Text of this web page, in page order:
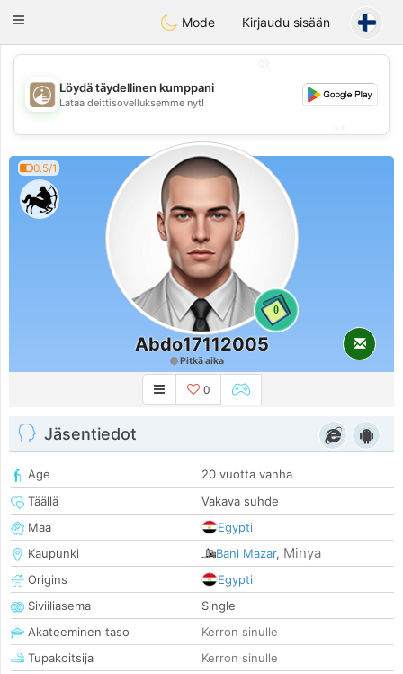
Bahebik
Toggle
Mode Kirjaudu sisään
💖
💕
Löydä täydellinen kumppani
Lataa deittisovelluksemme nyt!
0.5/1
0
Abdo17112005
Pitkä aika
0
Jäsentiedot
Age
20 vuotta vanha
Täällä
Vakava suhde
Maa
Egypti
Kaupunki
Bani Mazar, Minya
Origins
Egypti
Siviiliasema
Single
Akateeminen taso
Kerron sinulle
Tupakoitsija
Kerron sinulle